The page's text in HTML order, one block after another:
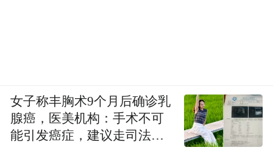
女子称丰胸术9个月后确诊乳
腺癌，医美机构：手术不可
能引发癌症，建议走司法途